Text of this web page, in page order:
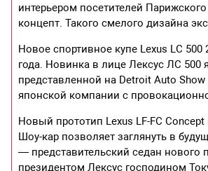
интерьером посетителей
концепт. Такого смелого дизайна
Новое спортивное купе Lexus LC
года. Новинка в лице Лексус ЛС 500
представленной на Detroit Auto
японской компании с
Новый прототип Lexus LF-FC
Шоу-кар позволяет заглянуть в
— представительский седан нового
президентом Лексус господином